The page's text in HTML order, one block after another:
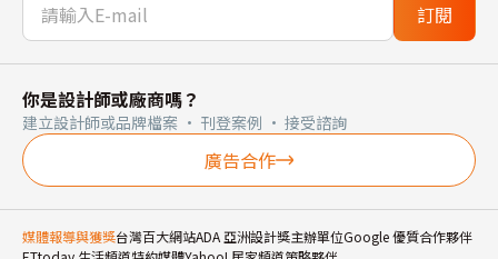
訂閱
你是設計師或廠商嗎？
建立設計師或品牌檔案 · 刊登案例 · 接受諮詢
廣告合作
媒體報導與獲獎台灣百大網站ADA 亞洲設計獎主辦單位Google 優質合作夥伴